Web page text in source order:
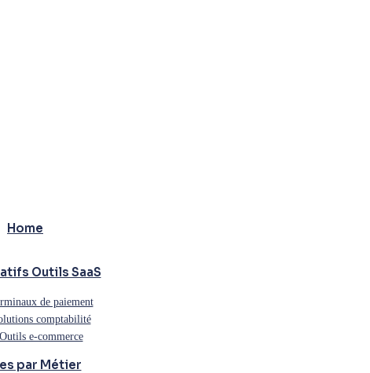
Home
Outils SaaS
de paiement
comptabilité
Outils e-commerce
par Métier